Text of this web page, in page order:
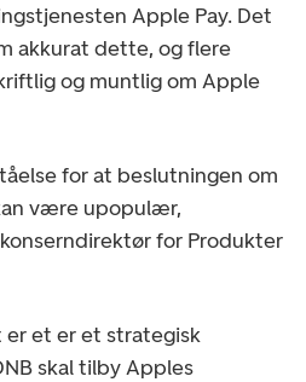
Apple Pay. Det
akkurat dette, og flere
og muntlig om Apple
for at beslutningen om
være upopulær,
for Produkter
et er et strategisk
skal tilby Apples